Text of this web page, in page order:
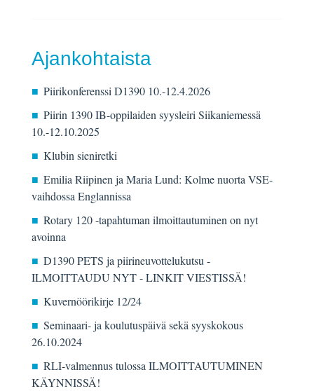
Ajankohtaista
Piirikonferenssi D1390 10.-12.4.2026
Piirin 1390 IB-oppilaiden syysleiri Siikaniemessä
10.-12.10.2025
Klubin sieniretki
Emilia Riipinen ja Maria Lund: Kolme nuorta VSE-
vaihdossa Englannissa
Rotary 120 -tapahtuman ilmoittautuminen on nyt
avoinna
D1390 PETS ja piirineuvottelukutsu -
ILMOITTAUDU NYT - LINKIT VIESTISSÄ!
Kuvernöörikirje 12/24
Seminaari- ja koulutuspäivä sekä syyskokous
26.10.2024
RLI-valmennus tulossa ILMOITTAUTUMINEN
KÄYNNISSÄ!